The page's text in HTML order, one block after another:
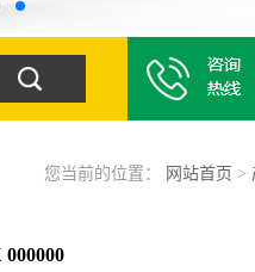
您当前的位置： 网站首页 >